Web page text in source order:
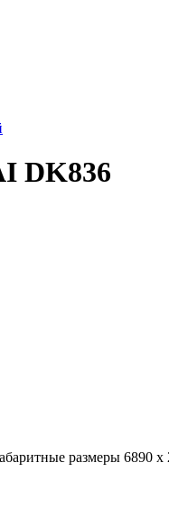
DK836
размеры 6890